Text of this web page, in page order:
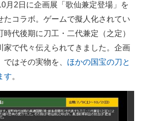
サイト
用
最前線
ットの話題
月2日に企画展「歌仙兼定登場」を
たコラボ。ゲームで擬人化されてい
時代後期に刀工・二代兼定（之定）
家で代々伝えられてきました。企画
はその実物を、 ほかの国宝の刀と
す。